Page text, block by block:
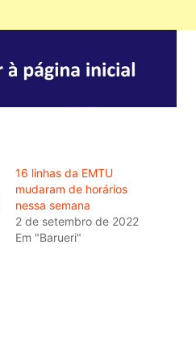
16 linhas da EMTU
mudaram de horários
nessa semana
2 de setembro de 2022
Em "Barueri"